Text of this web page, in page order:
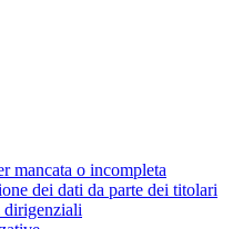
mancata o incompleta
dei dati da parte dei titolari